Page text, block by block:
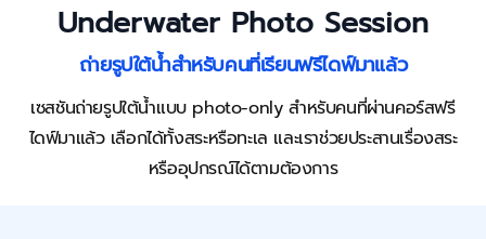
Underwater Photo Session
ถ่ายรูปใต้น้ำสำหรับคนที่เรียนฟรีไดฟ์มาแล้ว
เซสชันถ่ายรูปใต้น้ำแบบ photo-only สำหรับคนที่ผ่านคอร์สฟรี
ไดฟ์มาแล้ว เลือกได้ทั้งสระหรือทะเล และเราช่วยประสานเรื่องสระ
หรืออุปกรณ์ได้ตามต้องการ